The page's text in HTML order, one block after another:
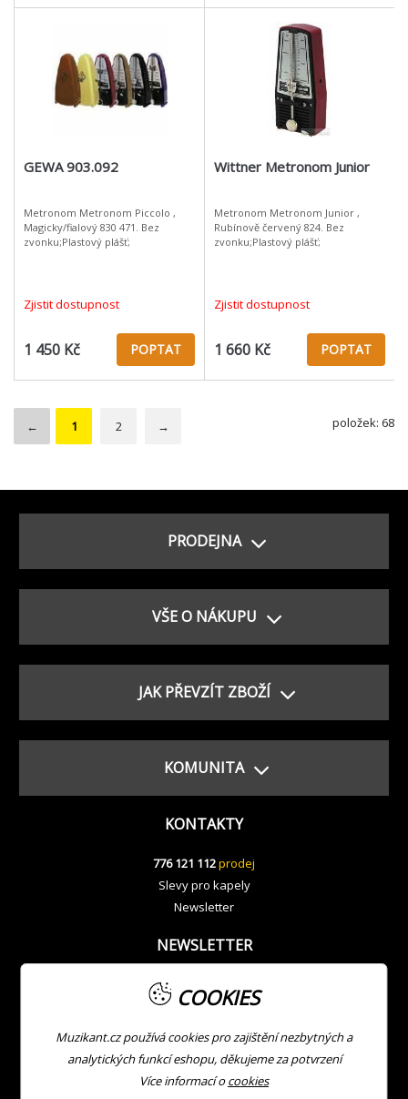
GEWA 903.092
Metronom Metronom Piccolo ,
Magicky/fialový 830 471. Bez
zvonku;Plastový plášť;
Zjistit dostupnost
1 450 Kč POPTAT
Wittner Metronom Junior
Metronom Metronom Junior ,
Rubínově červený 824. Bez
zvonku;Plastový plášť;
Zjistit dostupnost
1 660 Kč POPTAT
← 1 2 → položek: 68
PRODEJNA
VŠE O NÁKUPU
JAK PŘEVZÍT ZBOŽÍ
KOMUNITA
KONTAKTY
776 121 112prodej
Slevy pro kapely
Newsletter
NEWSLETTER
COOKIES
Muzikant.cz používá cookies pro zajištění nezbytných a
analytických funkcí eshopu, děkujeme za potvrzení
Více informací ocookies